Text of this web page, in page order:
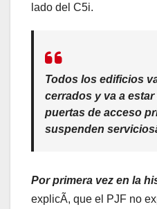
lado del C5i.
Todos los edificios
cerrados y va a
puertas de acceso
suspenden
Por primera vez en la
explicÃ, que el PJF no